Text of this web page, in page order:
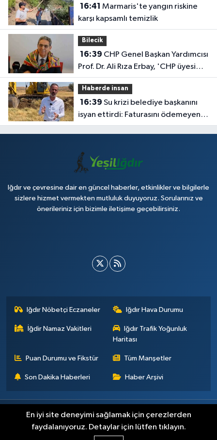
16:41
karşı kapsamlı temizlik
Bilecik
16:39
Prof. Dr. Ali Rıza Erbay, 'CHP üyesi
olmak inanç ister, emek ister, yürek
ister'
Haberde insan
16:39
isyan ettirdi: Faturasını ödemeyen
vatandaşlara böyle seslendi
Iğdır ve çevresine dair en güncel haberler, etkinlikler ve bilgilerle
sizlere hizmet vermekten mutluluk duyuyoruz. Sorularınız ve
önerileriniz için bizimle iletişime geçebilirsiniz.
Iğdır Nöbetçi Eczaneler Iğdır Hava Durumu
İğdir Namaz Vakitleri
Iğdır Trafik Yoğunluk
Haritası
Puan Durumu ve Fikstür Tüm Manşetler
Son Dakika Haberleri Haber Arşivi
Künye İletişim Çerez Politikası Gizlilik ilkeleri
En iyi site deneyimi sağlamak için çerezlerden
faydalanıyoruz. Detaylar için lütfen tıklayın.